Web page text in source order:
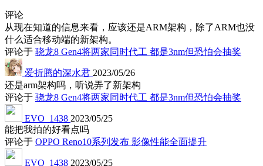
评论
从现在知道的信息来看，应该还是ARM架构，除了ARM也没
什么适合移动端的新架构。
评论于 骁龙8 Gen4将两家同时代工 都是3nm但恐怕会抽奖
爱折腾的深水君 2023/05/26
还是arm架构吗，听说弄了新架构
评论于 骁龙8 Gen4将两家同时代工 都是3nm但恐怕会抽奖
EVO_1438 2023/05/25
能把我拍的好看点吗
评论于 OPPO Reno10系列发布 影像性能全面提升
EVO_1438 2023/05/25